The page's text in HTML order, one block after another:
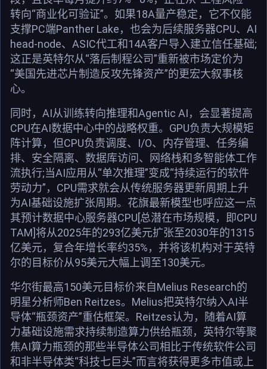
转向“商业化可验证”。如果18A量产稳定，它不仅能
支撑PC端Panther Lake，也会为后续服务器CPU、AI
head-node、ASIC代工和14A客户导入建立信任基础;
这正是英特尔从“落后制程公司”重新被市场定价为
“美国先进芯片制造反攻先锋资产”的更宏大叙事核
心。
同时，AI从训练转向推理和Agentic AI，会显著提高
CPU在AI数据中心中的战略权重。GPU负责大规模矩
阵计算，但CPU负责调度、I/O、内存管理、任务编
排、安全隔离、数据库访问、网络栈和多智能体工作
流执行;当AI应用从“单次推理”变成“持续运行的软件
劳动力”，CPU需求就会从传统服务器更新周期上升
为AI基础设施扩张周期。花旗最新模型也呼应这一点
其预计数据中心服务器CPU[总潜在市场规模，即CPU
TAM]将从2025年的293亿美元扩张至2030年的1315
亿美元，复合年增长率约35%，并将该机构对于英特
尔的目标价从95美元大幅上调至130美元。
华尔街最高150美元目标价来自Melius Research的
明星分析师Ben Reitzes。Melius把英特尔纳入AI半
导体“瓶颈资产”重估框架。Reitzes认为，随着AI算
力基础设施需求持续制造算力供给瓶颈，英特尔等聚
焦AI算力瓶颈的那些半导体公司相比于传统软件公司
和非半导体类“科技七巨头”而言将获得更多市值或上